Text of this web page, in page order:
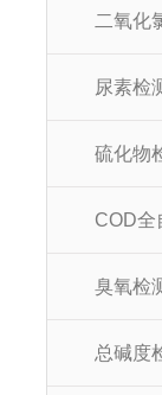
二氧化
尿素检
硫化物
COD全
臭氧检
总碱度